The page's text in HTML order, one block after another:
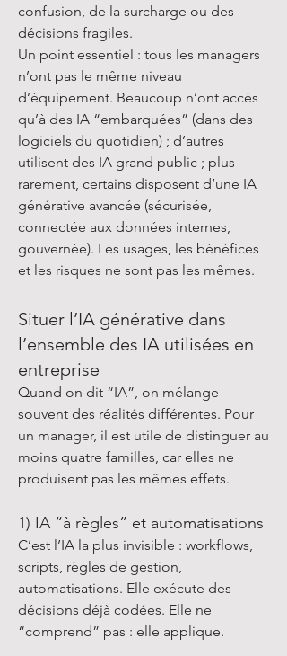
confusion, de la surcharge ou des
décisions fragiles.
Un point essentiel : tous les managers
n’ont pas le même niveau
d’équipement. Beaucoup n’ont accès
qu’à des IA “embarquées” (dans des
logiciels du quotidien) ; d’autres
utilisent des IA grand public ; plus
rarement, certains disposent d’une IA
générative avancée (sécurisée,
connectée aux données internes,
gouvernée). Les usages, les bénéfices
et les risques ne sont pas les mêmes.
Situer l’IA générative dans
l’ensemble des IA utilisées en
entreprise
Quand on dit “IA”, on mélange
souvent des réalités différentes. Pour
un manager, il est utile de distinguer au
moins quatre familles, car elles ne
produisent pas les mêmes effets.
1) IA “à règles” et automatisations
C’est l’IA la plus invisible : workflows,
scripts, règles de gestion,
automatisations. Elle exécute des
décisions déjà codées. Elle ne
“comprend” pas : elle applique.